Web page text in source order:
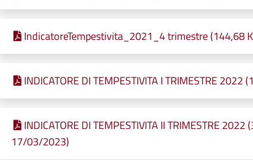
IndicatoreTempestivita_2021_4 trimestre (144,68
INDICATORE DI TEMPESTIVITA I TRIMESTRE
INDICATORE DI TEMPESTIVITA II TRIMESTRE
17/03/2023)